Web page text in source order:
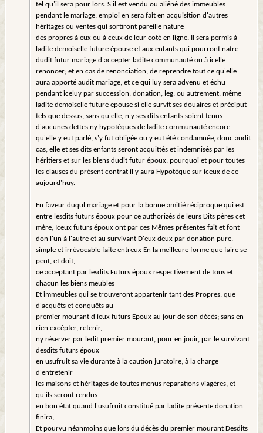
tel qu'il sera pour lors. S'il est vendu ou aliéné des immeubles
pendant le mariage, emploi en sera fait en acquisition d'autres
héritages ou ventes qui sortiront pareille nature
des propres à eux ou à ceux de leur coté en ligne. II sera permis à
ladite demoiselle future épouse et aux enfants qui pourront natre
dudit futur mariage d'accepter ladite communauté ou à icelle
renoncer; et en cas de renonciation, de reprendre tout ce qu'elle
aura apporté audit mariage, et ce qui luy sera advenu et échu
pendant iceluy par succession, donation, leg, ou autrement, même
ladite demoiselle future epouse si elle survit ses douaires et préciput
tels que dessus, sans qu'elle, n'y ses dits enfants soient tenus
d'aucunes dettes ny hypotèques de ladite communauté encore
qu'elle y eut parlé, s'y fut obligée ou y eut été condamnée, donc audit
cas, elle et ses dits enfants seront acquittés et indemnisés par les
héritiers et sur les biens dudit futur époux, pourquoi et pour toutes
les clauses du présent contrat il y aura Hypotèque sur iceux de ce
aujourd'huy.
En faveur duqul mariage et pour la bonne amitié réciproque qui est
entre lesdits futurs époux pour ce authorizés de leurs Dits pères cet
mère, Iceux futurs époux ont par ces Mêmes présentes fait et font
don l'un à l'autre et au survivant D'eux deux par donation pure,
simple et irrévocable faite entreux En la meilleure forme que faire se
peut, et doit,
ce acceptant par lesdits Futurs époux respectivement de tous et
chacun les biens meubles
Et immeubles qui se trouveront appartenir tant des Propres, que
d'acquêts et conquêts au
premier mourant d'ieux futurs Epoux au jour de son décès; sans en
rien excèpter, retenir,
ny réserver par ledit premier mourant, pour en jouir, par le survivant
desdits futurs époux
en usufruit sa vie durante à la caution juratoire, à la charge
d'entretenir
les maisons et héritages de toutes menus reparations viagères, et
qu'ils seront rendus
en bon état quand l'usufruit constitué par ladite présente donation
finira;
Et pourvu néanmoins que lors du décès du premier mourant Desdits